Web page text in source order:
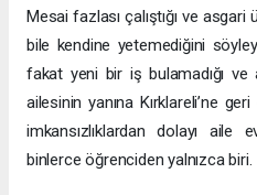
Mesai fazlası çalıştığı ve asgari
bile kendine yetemediğini
fakat yeni bir iş bulamadığı ve
ailesinin yanına Kırklareli’ne
imkansızlıklardan dolayı
binlerce öğrenciden yalnızca biri.